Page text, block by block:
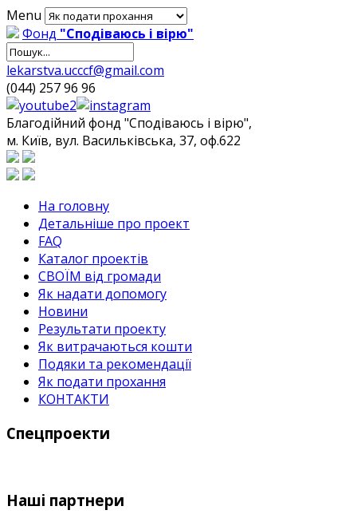
Menu
Фонд "Сподіваюсь і вірю"
lekarstva.ucccf@gmail.com
(044) 257 96 96
Благодійний фонд "Сподіваюсь і вірю",
м. Київ, вул. Васильківська, 37, оф.622
На головну
Детальніше про проект
FAQ
Каталог проектів
СВОЇМ від громади
Як надати допомогу
Новини
Результати проекту
Як витрачаються кошти
Подяки та рекомендації
Як подати прохання
КОНТАКТИ
Спецпроекти
Наші партнери